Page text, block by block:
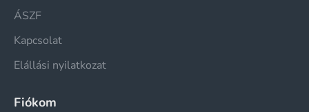
ÁSZF
Kapcsolat
Elállási nyilatkozat
Fiókom